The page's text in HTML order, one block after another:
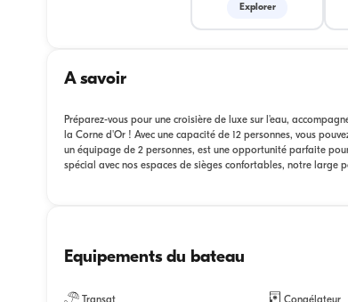
Explorer
A savoir
Préparez-vous pour une croisière de luxe sur l'eau,
la Corne d'Or ! Avec une capacité de 12 personnes, vous
un équipage de 2 personnes, est une opportunité parfaite
spécial avec nos espaces de sièges confortables, notre large
Equipements du bateau
Transat Congélateur